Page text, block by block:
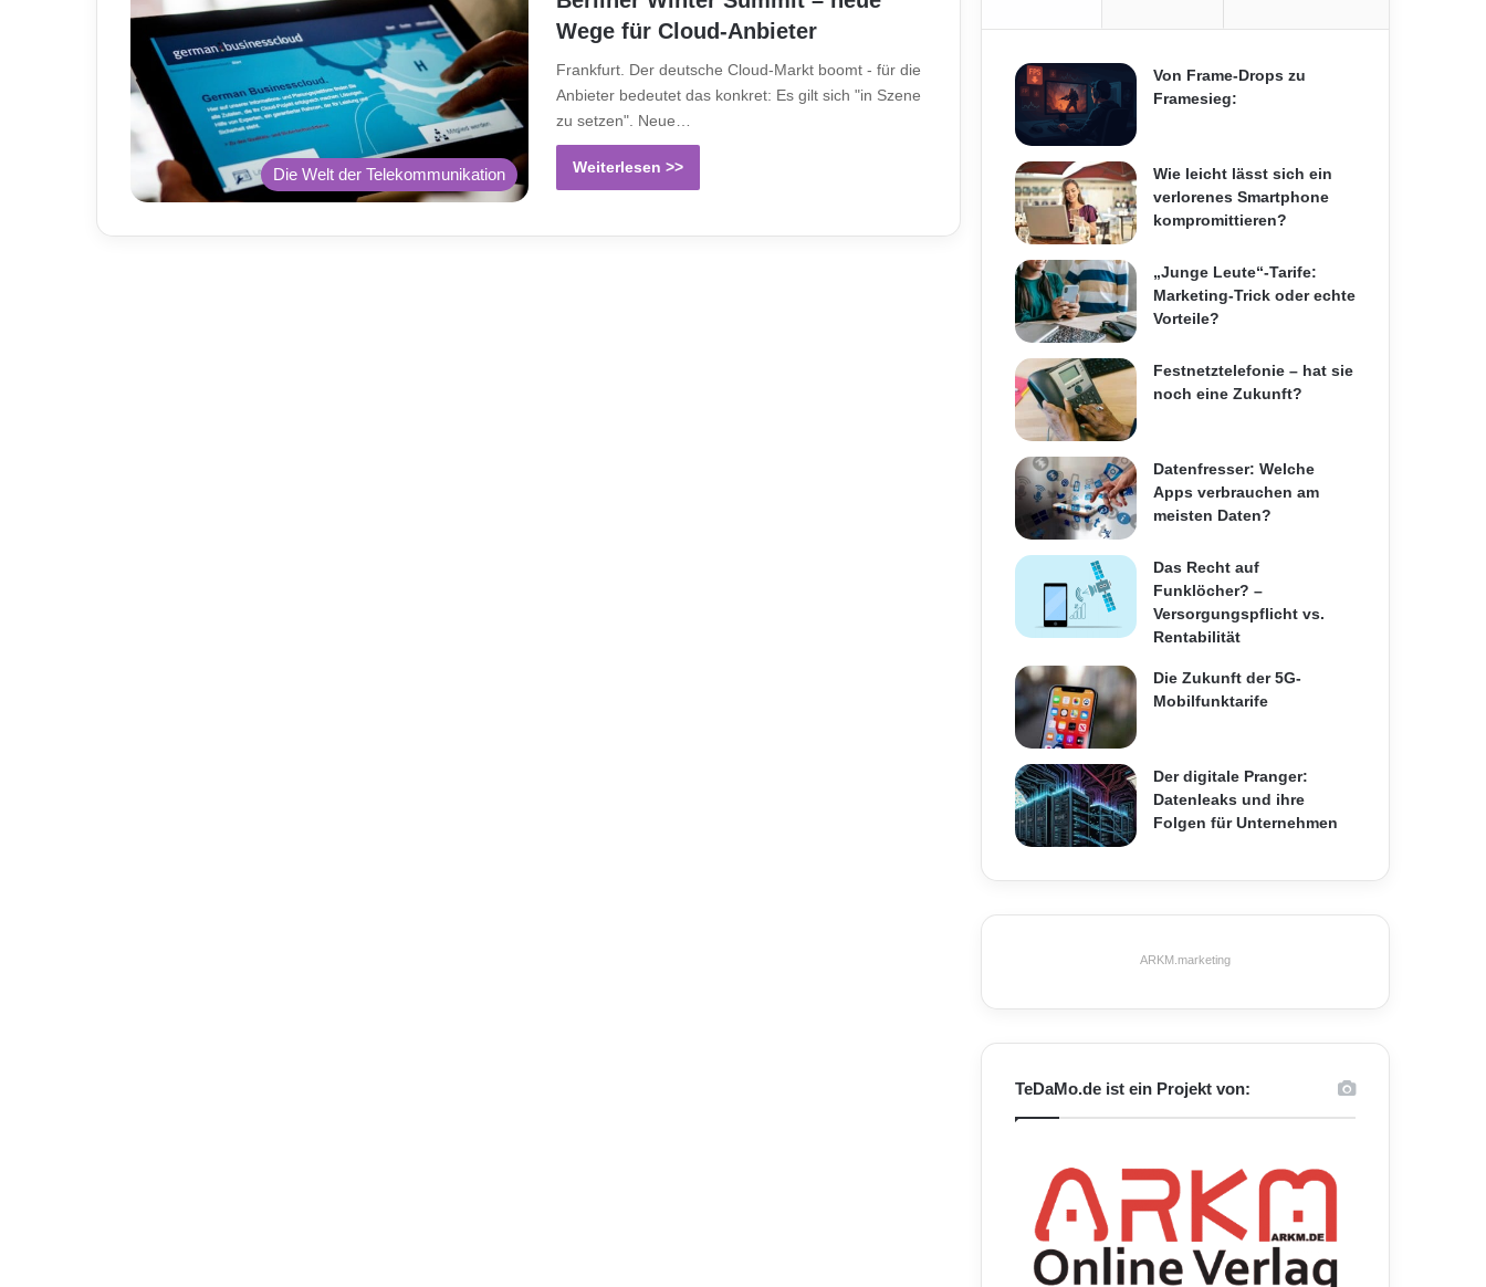
Die Welt der Telekommunikation
Wege für Cloud-Anbieter
Frankfurt. Der deutsche Cloud-Markt boomt - für die
Anbieter bedeutet das konkret: Es gilt sich "in Szene
zu setzen". Neue…
Weiterlesen >>
Von Frame-Drops zu
Framesieg:
Wie leicht lässt sich ein
verlorenes Smartphone
kompromittieren?
„Junge Leute“-Tarife:
Marketing-Trick oder echte
Vorteile?
Festnetztelefonie – hat sie
noch eine Zukunft?
Datenfresser: Welche
Apps verbrauchen am
meisten Daten?
Das Recht auf
Funklöcher? –
Versorgungspflicht vs.
Rentabilität
Die Zukunft der 5G-
Mobilfunktarife
Der digitale Pranger:
Datenleaks und ihre
Folgen für Unternehmen
ARKM.marketing
TeDaMo.de ist ein Projekt von: